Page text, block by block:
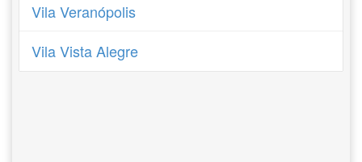
Vila Veranópolis
Vila Vista Alegre